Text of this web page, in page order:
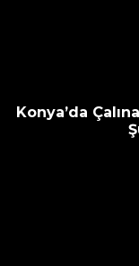
Konya’da